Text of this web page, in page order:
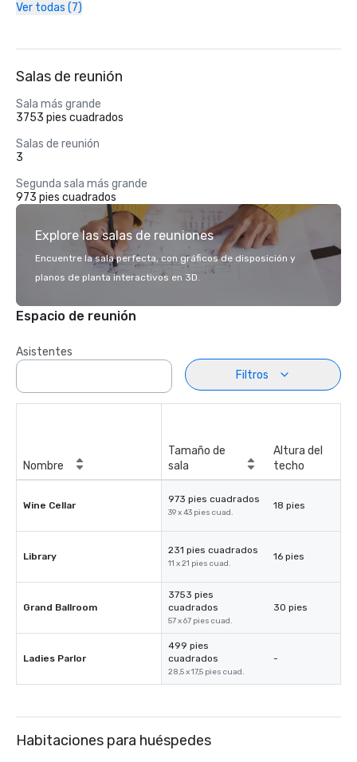
Ver todas (7)
Salas de reunión
Sala más grande
3753 pies cuadrados
Salas de reunión
3
Segunda sala más grande
973 pies cuadrados
Explore las salas de reuniones
Encuentre la sala perfecta, con gráficos de disposición y
planos de planta interactivos en 3D.
Espacio de reunión
Asistentes
Filtros
Nombre
Tamaño de
sala
Altura del
techo
Wine Cellar
973 pies cuadrados
39 x 43 pies cuad.
18 pies
Library
231 pies cuadrados
11 x 21 pies cuad.
16 pies
Grand Ballroom
3753 pies
cuadrados
57 x 67 pies cuad.
30 pies
Ladies Parlor
499 pies
cuadrados
28,5 x 17,5 pies cuad.
-
Habitaciones para huéspedes